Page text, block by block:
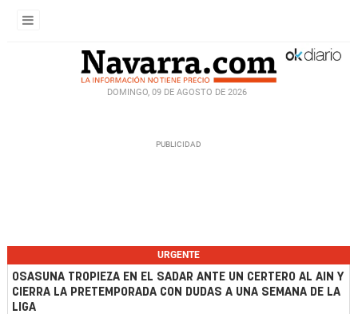
DOMINGO, 09 DE AGOSTO DE 2026
URGENTE
OSASUNA TROPIEZA EN EL SADAR ANTE UN CERTERO AL AIN Y
CIERRA LA PRETEMPORADA CON DUDAS A UNA SEMANA DE LA
LIGA